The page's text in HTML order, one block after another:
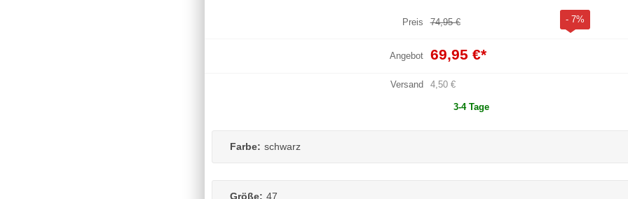
Preis 74,95 € - 7%
Angebot 69,95 €*
Versand 4,50 €
3-4 Tage
Farbe: schwarz
Größe: 47